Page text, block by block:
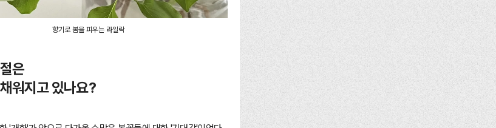
향기로 봄을 피우는 라일락
은
워지고 있나요?